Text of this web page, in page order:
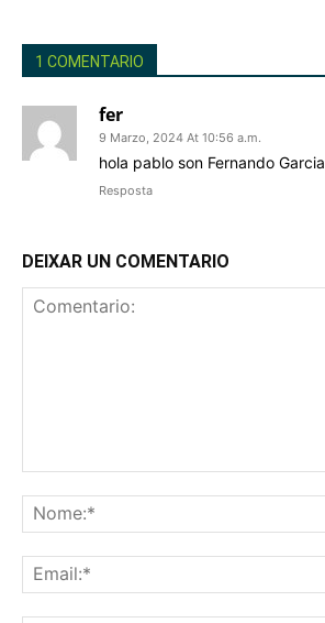
1 COMENTARIO
fer
9 Marzo, 2024 At 10:56 a.m.
hola pablo son Fernando Garcia
Resposta
DEIXAR UN COMENTARIO